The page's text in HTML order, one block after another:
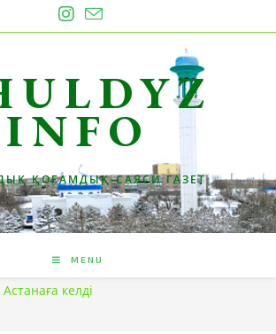
INFO
ҚОҒАМДЫҚ-САЯСИ ГАЗЕТ
MENU
келді